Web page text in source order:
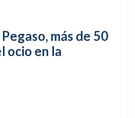
más de 50
ocio en la